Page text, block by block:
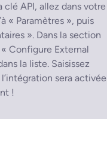
clé API, allez dans votre
« Paramètres », puis
». Dans la section
Configure External
la liste. Saisissez
sera activée
!